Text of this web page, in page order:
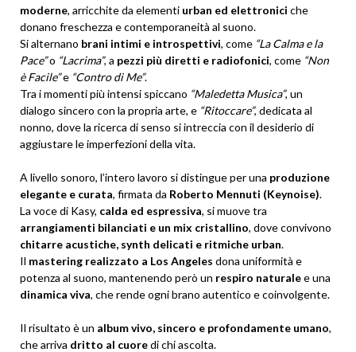
moderne, arricchite da elementi urban ed elettronici che
donano freschezza e contemporaneità al suono.
Si alternano brani intimi e introspettivi, come “La Calma e la
Pace”o “Lacrima”, a pezzi più diretti e radiofonici, come “Non
è Facile”e “Contro di Me”.
Tra i momenti più intensi spiccano “Maledetta Musica”, un
dialogo sincero con la propria arte, e “Ritoccare”, dedicata al
nonno, dove la ricerca di senso si intreccia con il desiderio di
aggiustare le imperfezioni della vita.
A livello sonoro, l’intero lavoro si distingue per una produzione
elegante e curata, firmata da Roberto Mennuti (Keynoise).
La voce di Kasy, calda ed espressiva, si muove tra
arrangiamenti bilanciati e un mix cristallino, dove convivono
chitarre acustiche, synth delicati e ritmiche urban.
Il mastering realizzato a Los Angeles dona uniformità e
potenza al suono, mantenendo però un respiro naturalee una
dinamica viva, che rende ogni brano autentico e coinvolgente.
Il risultato è un album vivo, sincero e profondamente umano,
che arriva dritto al cuoredi chi ascolta.